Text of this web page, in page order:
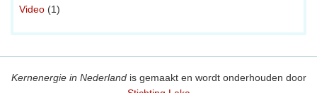
Video (1)
Kernenergie in Nederlandis gemaakt en wordt onderhouden door